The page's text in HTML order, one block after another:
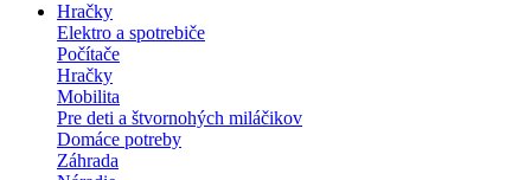
Hračky
Elektro a spotrebiče
Počítače
Hračky
Mobilita
Pre deti a štvornohých miláčikov
Domáce potreby
Záhrada